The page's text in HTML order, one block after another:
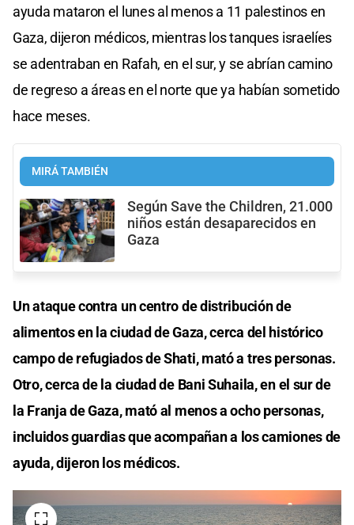
ayuda mataron el lunes al menos a 11 palestinos en
Gaza, dijeron médicos, mientras los tanques israelíes
se adentraban en Rafah, en el sur, y se abrían camino
de regreso a áreas en el norte que ya habían sometido
hace meses.
MIRÁ TAMBIÉN
Según Save the Children, 21.000
niños están desaparecidos en
Gaza
Un ataque contra un centro de distribución de
alimentos en la ciudad de Gaza, cerca del histórico
campo de refugiados de Shati, mató a tres personas.
Otro, cerca de la ciudad de Bani Suhaila, en el sur de
la Franja de Gaza, mató al menos a ocho personas,
incluidos guardias que acompañan a los camiones de
ayuda, dijeron los médicos.